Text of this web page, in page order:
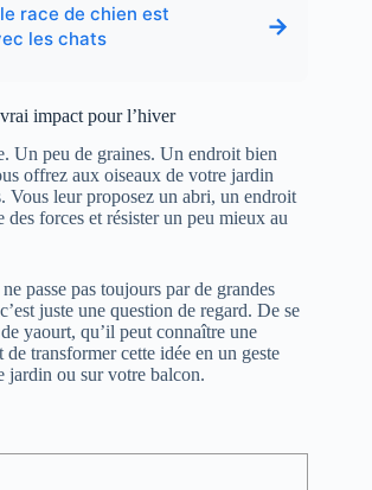
race de chien est
les chats
→
impact pour l’hiver
Un peu de graines. Un endroit bien
offrez aux oiseaux de votre jardin
Vous leur proposez un abri, un endroit
des forces et résister un peu mieux au
ne passe pas toujours par de grandes
juste une question de regard. De se
yaourt, qu’il peut connaître une
transformer cette idée en un geste
jardin ou sur votre balcon.